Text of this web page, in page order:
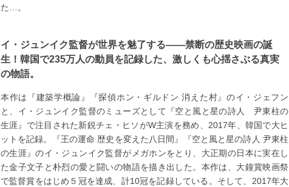
た…。
イ・ジュンイク監督が世界を魅了する――禁断の歴史映画の誕
生！韓国で235万人の動員を記録した、激しくも心揺さぶる真実
の物語。
本作は『建築学概論』『探偵ホン・ギルドン 消えた村』のイ・ジェフン
と、イ・ジュンイク監督のミューズとして『空と風と星の詩人 尹東柱の
生涯』で注目された新鋭チェ・ヒソがW主演を務め、2017年、韓国で大ヒ
ットを記録。『王の運命 歴史を変えた八日間』『空と風と星の詩人 尹東柱
の生涯』のイ・ジュンイク監督がメガホンをとり、大正期の日本に実在し
た金子文子と朴烈の愛と闘いの物語を描き出した。本作は、大鐘賞映画祭
で監督賞をはじめ５冠を達成、計10冠を記録している。そして、2017年大